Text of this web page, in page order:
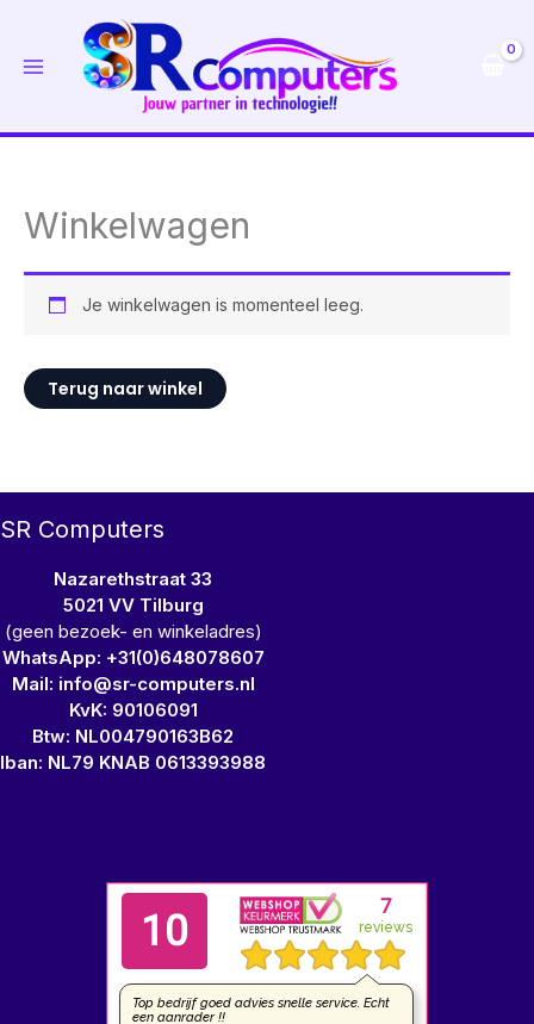
Winkelwagen
Je winkelwagen is momenteel leeg.
Terug naar winkel
SR Computers
Nazarethstraat 33
5021 VV Tilburg
(geen bezoek- en winkeladres)
WhatsApp: +31(0)648078607
Mail: info@sr-computers.nl
KvK: 90106091
Btw: NL004790163B62
Iban: NL79 KNAB 0613393988